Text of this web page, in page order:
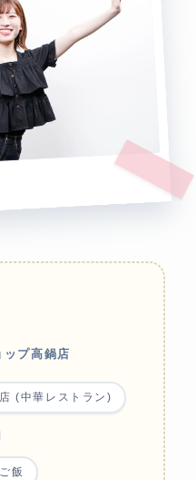
プ高鍋店
(中華レストラン)
飯